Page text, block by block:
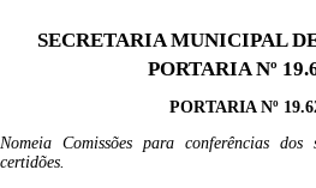
SECRETARIA MUNICIPAL
PORTARIA Nº
PORTARIA Nº 19.
Nomeia Comissões para conferências
certidões.